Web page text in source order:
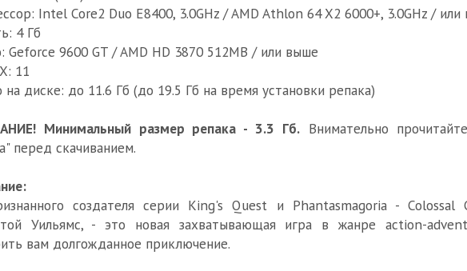
Intel Core2 Duo E8400, 3.0GHz / AMD Athlon 64 X2 6000+, 3.0GHz /
4 Гб
Geforce 9600 GT / AMD HD 3870 512MB / или выше
11
диске: до 11.6 Гб (до 19.5 Гб на время установки репака)
Минимальный размер репака - 3.3 Гб.Внимательно
перед скачиванием.
создателя серии King's Quest и Phantasmagoria - Colossal
Уильямс, - это новая захватывающая игра в жанре action-
вам долгожданное приключение.